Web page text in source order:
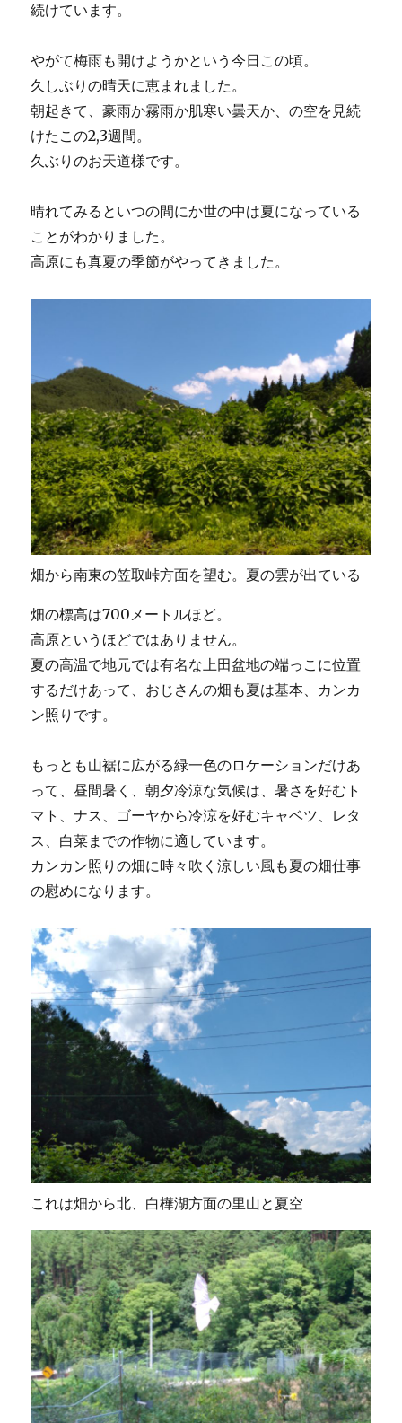
続けています。
やがて梅雨も開けようかという今日この頃。
久しぶりの晴天に恵まれました。
朝起きて、豪雨か霧雨か肌寒い曇天か、の空を見続
けたこの2,3週間。
久ぶりのお天道様です。
晴れてみるといつの間にか世の中は夏になっている
ことがわかりました。
高原にも真夏の季節がやってきました。
畑から南東の笠取峠方面を望む。夏の雲が出ている
畑の標高は700メートルほど。
高原というほどではありません。
夏の高温で地元では有名な上田盆地の端っこに位置
するだけあって、おじさんの畑も夏は基本、カンカ
ン照りです。
もっとも山裾に広がる緑一色のロケーションだけあ
って、昼間暑く、朝夕冷涼な気候は、暑さを好むト
マト、ナス、ゴーヤから冷涼を好むキャベツ、レタ
ス、白菜までの作物に適しています。
カンカン照りの畑に時々吹く涼しい風も夏の畑仕事
の慰めになります。
これは畑から北、白樺湖方面の里山と夏空